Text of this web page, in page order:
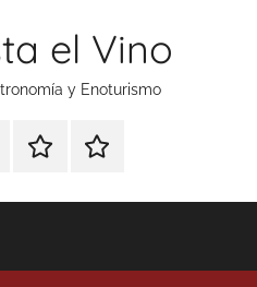
el Vino
y Enoturismo
RankingContacto